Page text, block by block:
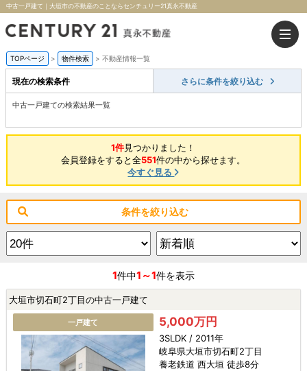
中古一戸建て｜大垣市の不動産のことならセンチュリー21真永不動産
TOPページ > 物件検索 > 不動産情報一覧
現在の検索条件 さらに条件を絞り込む
中古一戸建ての検索結果一覧
1件見つかりました！
会員登録をすると全551件の中から探せます。
今すぐ見る
条件を絞り込む
1件中1～1件を表示
大垣市切石町2丁目の中古一戸建て
一戸建て 5,000万円
3SLDK / 2011年
岐阜県大垣市切石町2丁目
養老鉄道 西大垣 徒歩8分